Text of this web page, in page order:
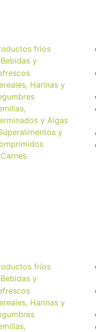
fríos
Bebidas y
Harinas y
y Algas
y
Carnes
fríos
Bebidas y
Harinas y